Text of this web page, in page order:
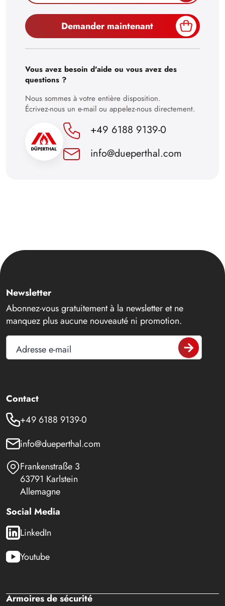
30
Demander maintenant
Vous avez besoin d'aide ou vous avez des
questions ?
Nous sommes à votre entière disposition.
Écrivez-nous un e-mail ou appelez-nous directement.
+49 6188 9139-0
info@dueperthal.com
Newsletter
Abonnez-vous gratuitement à la newsletter et ne
manquez plus aucune nouveauté ni promotion.
Adresse e-mail
Contact
+49 6188 9139-0
info@dueperthal.com
Frankenstraße 3
63791 Karlstein
Allemagne
Social Media
LinkedIn
Youtube
Armoires de sécurité